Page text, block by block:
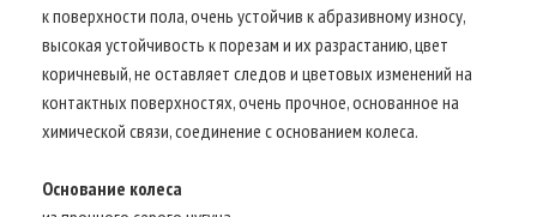
к поверхности пола, очень устойчив к абразивному износу,
высокая устойчивость к порезам и их разрастанию, цвет
коричневый, не оставляет следов и цветовых изменений на
контактных поверхностях, очень прочное, основанное на
химической связи, соединение с основанием колеса.
Основание колеса